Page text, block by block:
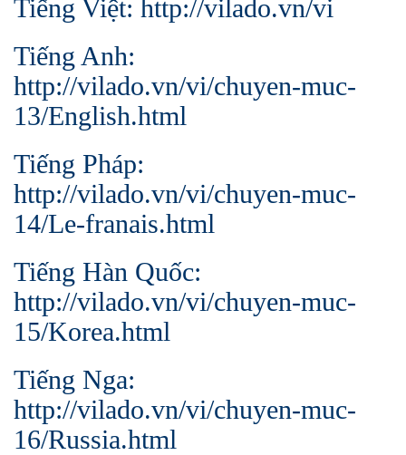
Tiếng Việt: http://vilado.vn/vi
Tiếng Anh:
http://vilado.vn/vi/chuyen-muc-
13/English.html
Tiếng Pháp:
http://vilado.vn/vi/chuyen-muc-
14/Le-franais.html
Tiếng Hàn Quốc:
http://vilado.vn/vi/chuyen-muc-
15/Korea.html
Tiếng Nga:
http://vilado.vn/vi/chuyen-muc-
16/Russia.html